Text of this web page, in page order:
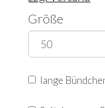
Größe
lange